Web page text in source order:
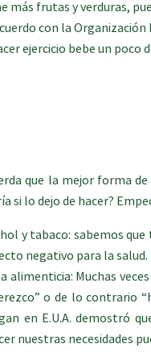
más frutas y verduras,
con la
ejercicio bebe un
que la mejor forma
si lo dejo de hacer?
y tabaco: sabemos
negativo para la salud.
alimenticia: Muchas
o de lo contrario
en E.U.A. demostró
nuestras necesidades